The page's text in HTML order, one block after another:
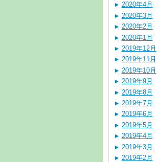
2020年4月
2020年3月
2020年2月
2020年1月
2019年12月
2019年11月
2019年10月
2019年9月
2019年8月
2019年7月
2019年6月
2019年5月
2019年4月
2019年3月
2019年2月